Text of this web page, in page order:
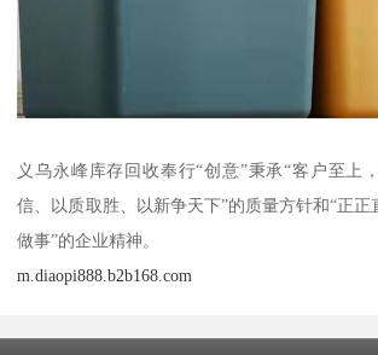
义乌永峰库存回收奉行“创意”秉承“客户至上
信、以质取胜、以新争天下”的质量方针和“正
做事”的企业精神。
m.diaopi888.b2b168.com